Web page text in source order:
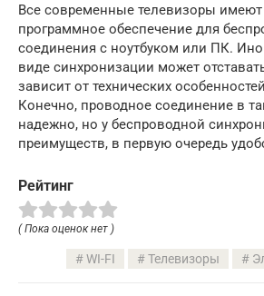
Все современные телевизоры имеют
программное обеспечение для
соединения с ноутбуком или ПК.
виде синхронизации может
зависит от технических
Конечно, проводное соединение в
надежно, но у беспроводной
преимуществ, в первую очередь
Рейтинг
( Пока оценок нет )
WI-FI Телевизоры